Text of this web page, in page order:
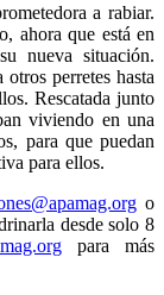
a rabiar.
ahora que está en
nueva situación.
perretes hasta
Rescatada junto
viviendo en una
para que puedan
para ellos.
o
desde solo 8
para más